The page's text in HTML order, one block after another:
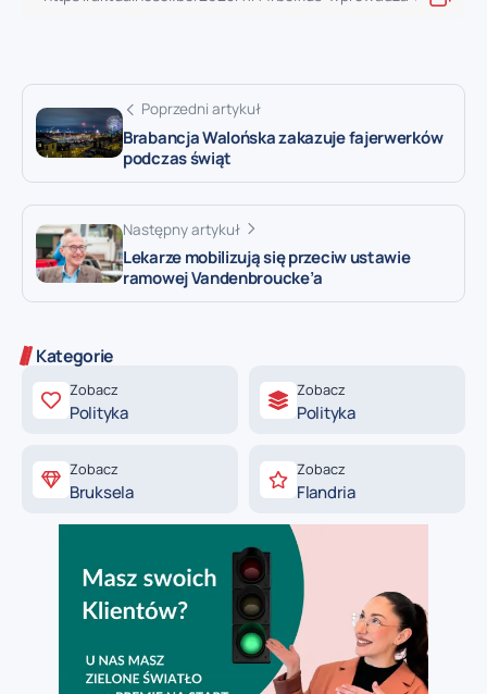
Poprzedni artykuł
Brabancja Walońska zakazuje fajerwerków
podczas świąt
Następny artykuł
Lekarze mobilizują się przeciw ustawie
ramowej Vandenbroucke’a
Kategorie
Zobacz
Polityka
Zobacz
Polityka
Zobacz
Bruksela
Zobacz
Flandria